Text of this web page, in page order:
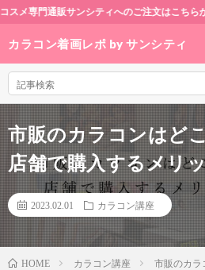
サンシティへのご注文はこちらから
カラコン着画レポ by サンシティ
市販のカラコンはど
店舗で購入するメリ
2023.02.01 カラコン講座
HOME カラコン講座 市販のカラ